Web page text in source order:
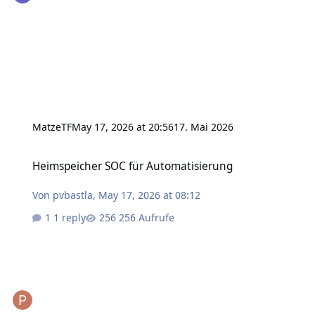
MatzeTFMay 17, 2026 at 20:5617. Mai 2026
Heimspeicher SOC für Automatisierung
Von pvbastla, May 17, 2026 at 08:12
1 reply
256 Aufrufe